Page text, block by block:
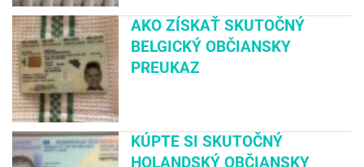
AKO ZÍSKAŤ SKUTOČNÝ
BELGICKÝ OBČIANSKY
PREUKAZ
KÚPTE SI SKUTOČNÝ
HOLANDSKÝ OBČIANSKY